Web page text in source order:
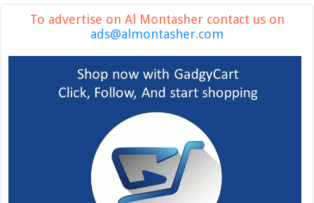
To advertise on Al Montasher contact us on
ads@almontasher.com